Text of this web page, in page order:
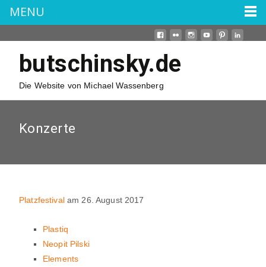
butschinsky.de
Die Website von Michael Wassenberg
Konzerte
Platzfestivalam 26. August 2017
Plastiq
Neopit Pilski
Elements
MENU